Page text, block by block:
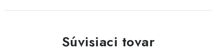
Súvisiaci tovar